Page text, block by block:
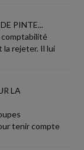
PINTE...
la rejeter. Il lui
LA
tenir compte